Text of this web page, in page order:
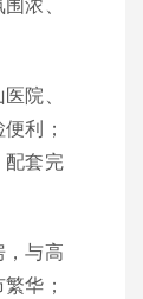
院、
利；
配套完
与高
华；